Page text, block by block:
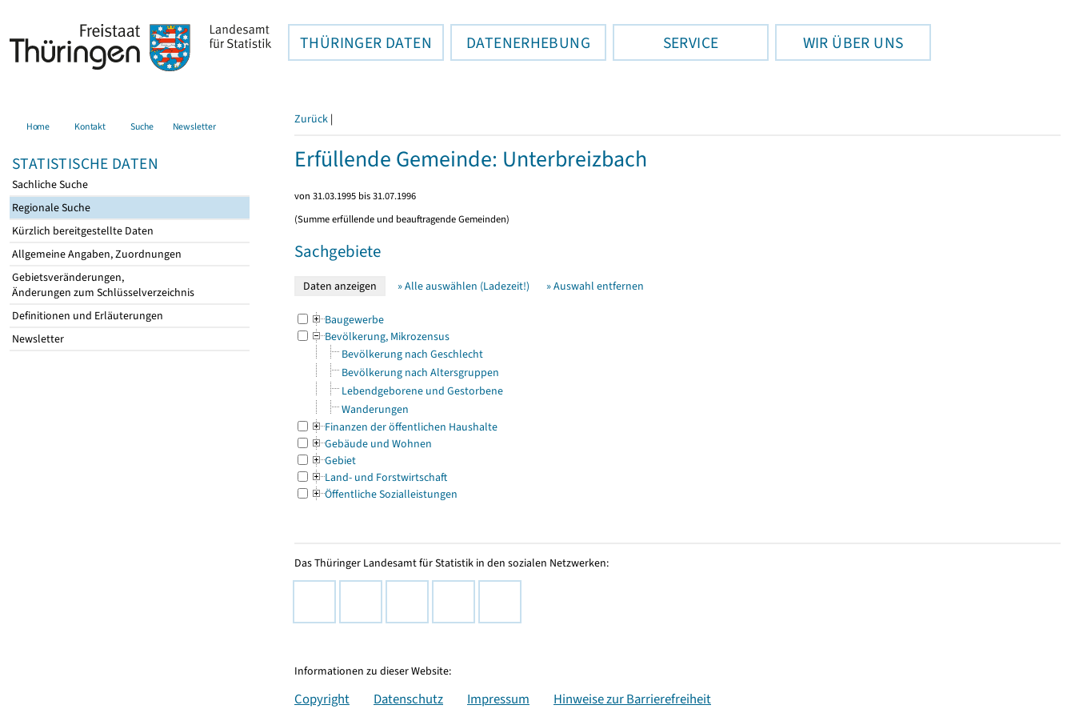
THÜRINGER DATEN DATENERHEBUNG SERVICE WIR ÜBER UNS
Home Kontakt Suche Newsletter
STATISTISCHE DATEN
Sachliche Suche
Regionale Suche
Kürzlich bereitgestellte Daten
Allgemeine Angaben, Zuordnungen
Gebietsveränderungen,
Änderungen zum Schlüsselverzeichnis
Definitionen und Erläuterungen
Newsletter
Zurück |
Erfüllende Gemeinde: Unterbreizbach
von 31.03.1995 bis 31.07.1996
(Summe erfüllende und beauftragende Gemeinden)
Sachgebiete
» Alle auswählen (Ladezeit!) » Auswahl entfernen
Baugewerbe
Bevölkerung, Mikrozensus
Bevölkerung nach Geschlecht
Bevölkerung nach Altersgruppen
Lebendgeborene und Gestorbene
Wanderungen
Finanzen der öffentlichen Haushalte
Gebäude und Wohnen
Gebiet
Land- und Forstwirtschaft
Öffentliche Sozialleistungen
Das Thüringer Landesamt für Statistik in den sozialen Netzwerken:
Informationen zu dieser Website:
Copyright Datenschutz Impressum Hinweise zur Barrierefreiheit